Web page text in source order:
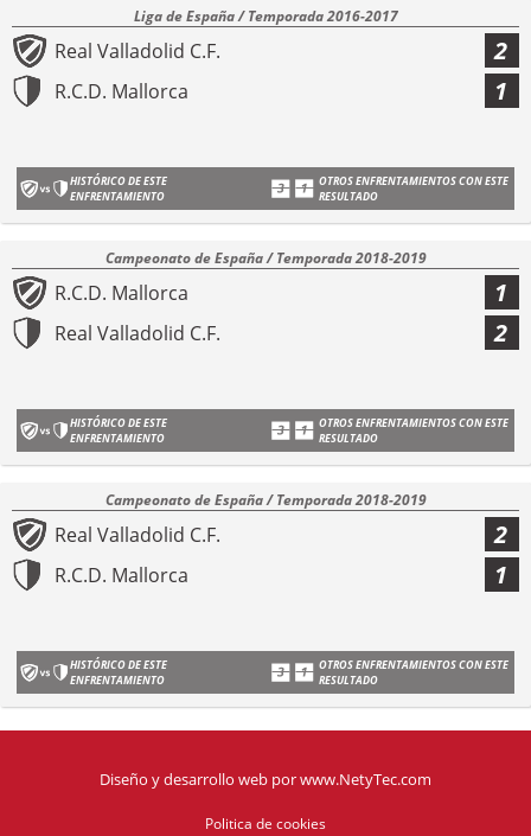
Liga de España / Temporada 2016-2017
Real Valladolid C.F. 2
R.C.D. Mallorca 1
HISTÓRICO DE ESTE
ENFRENTAMIENTO
OTROS ENFRENTAMIENTOS CON ESTE
RESULTADO
Campeonato de España / Temporada 2018-2019
R.C.D. Mallorca 1
Real Valladolid C.F. 2
HISTÓRICO DE ESTE
ENFRENTAMIENTO
OTROS ENFRENTAMIENTOS CON ESTE
RESULTADO
Campeonato de España / Temporada 2018-2019
Real Valladolid C.F. 2
R.C.D. Mallorca 1
HISTÓRICO DE ESTE
ENFRENTAMIENTO
OTROS ENFRENTAMIENTOS CON ESTE
RESULTADO
Diseño y desarrollo web porwww.NetyTec.com
Politica de cookies